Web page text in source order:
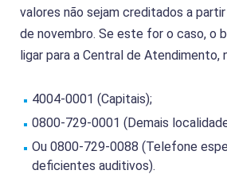
valores não sejam creditados a
de novembro. Se este for o caso, o
ligar para a Central de Atendimento,
4004-0001 (Capitais);
0800-729-0001 (Demais
Ou 0800-729-0088 (Telefone
deficientes auditivos).